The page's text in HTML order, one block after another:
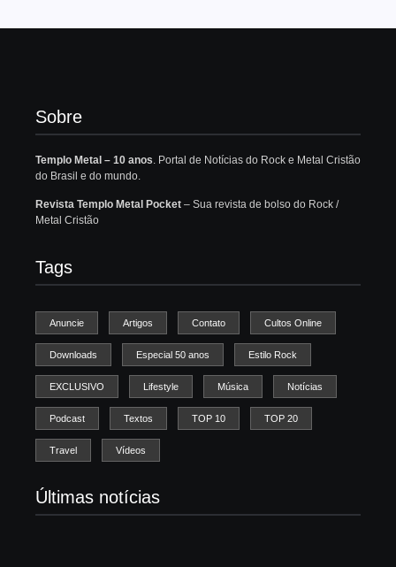
Sobre
Templo Metal – 10 anos . Portal de Notícias do Rock e Metal Cristão
do Brasil e do mundo.
Revista Templo Metal Pocket – Sua revista de bolso do Rock /
Metal Cristão
Tags
Anuncie Artigos Contato Cultos Online
Downloads Especial 50 anos Estilo Rock
EXCLUSIVO Lifestyle Música Notícias
Podcast Textos TOP 10 TOP 20
Travel Vídeos
Últimas notícias